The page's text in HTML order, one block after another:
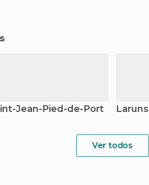
Jean-Pied-de-Port Laruns
Ver todos